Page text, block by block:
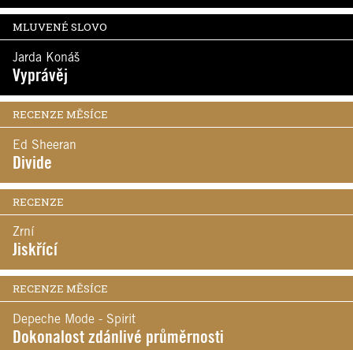
MLUVENÉ SLOVO
Jarda Konáš
Vyprávěj
RECENZE MĚSÍCE
Ed Sheeran
Divide
RECENZE
Zrní
Jiskřící
RECENZE MĚSÍCE
Depeche Mode - Spirit
Dokonalost zdánlivé průměrnosti